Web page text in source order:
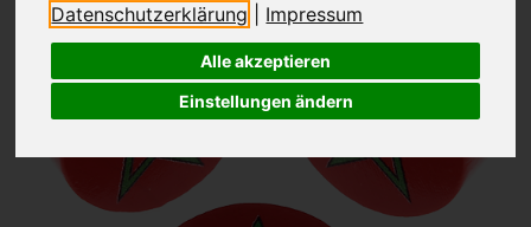
Datenschutzerklärung
Impressum
Alle akzeptieren
Einstellungen ändern